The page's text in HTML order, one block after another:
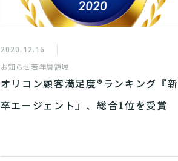
2020.12.16
お知らせ若年層領域
オリコン顧客満足度®ランキング『新
卒エージェント』、総合1位を受賞